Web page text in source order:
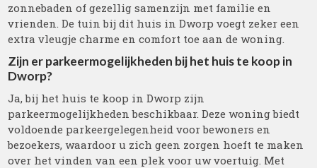
zonnebaden of gezellig samenzijn met familie en
vrienden. De tuin bij dit huis in Dworp voegt zeker een
extra vleugje charme en comfort toe aan de woning.
Zijn er parkeermogelijkheden bij het huis te koop in
Dworp?
Ja, bij het huis te koop in Dworp zijn
parkeermogelijkheden beschikbaar. Deze woning biedt
voldoende parkeergelegenheid voor bewoners en
bezoekers, waardoor u zich geen zorgen hoeft te maken
over het vinden van een plek voor uw voertuig. Met